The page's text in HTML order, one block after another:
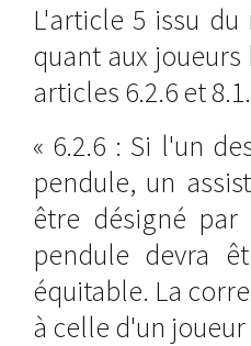
L'article 5 issu
quant aux
articles 6.2.6 et
« 6.2.6 : Si l'un
pendule, un
être désigné
pendule devra
équitable. La
à celle d'un